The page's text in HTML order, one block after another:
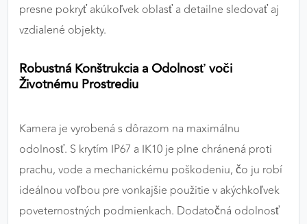
presne pokryť akúkoľvek oblasť a detailne sledovať aj
vzdialené objekty.
Robustná Konštrukcia a Odolnosť voči
Životnému Prostrediu
Kamera je vyrobená s dôrazom na maximálnu
odolnosť. S krytím IP67 a IK10 je plne chránená proti
prachu, vode a mechanickému poškodeniu, čo ju robí
ideálnou voľbou pre vonkajšie použitie v akýchkoľvek
poveternostných podmienkach. Dodatočná odolnosť